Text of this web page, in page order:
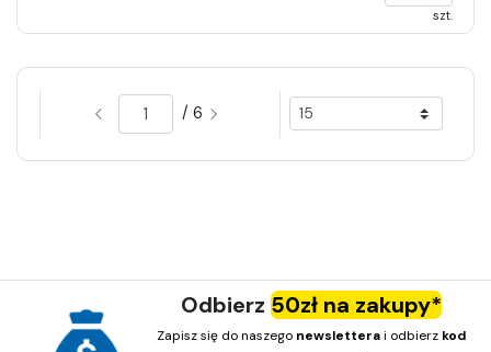
szt.
/ 6
Odbierz 50zł na zakupy*
Zapisz się do naszego newsletterai odbierz kod